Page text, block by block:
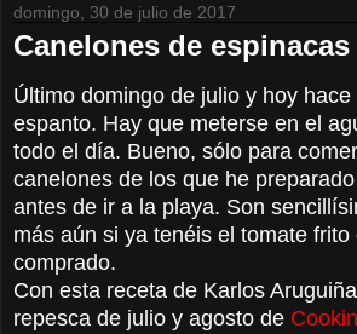
domingo, 30 de julio de 2017
Canelones de
Último domingo de julio y hoy
espanto. Hay que meterse en el
todo el día. Bueno, sólo para
canelones de los que he
antes de ir a la playa. Son
más aún si ya tenéis el tomate frito
comprado.
Con esta receta de Karlos
repesca de julio y agosto de